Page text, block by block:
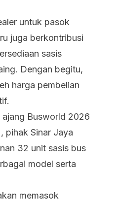
untuk pasok
juga berkontribusi
sasis
Dengan begitu,
harga pembelian
Busworld 2026
pihak Sinar Jaya
32 unit sasis bus
model serta
memasok